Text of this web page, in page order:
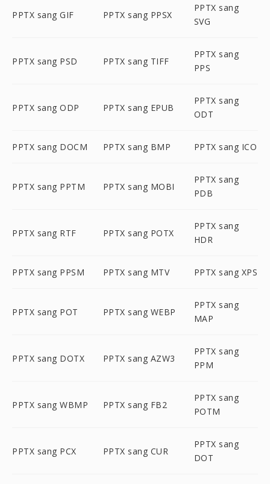
PPTX sang GIF PPTX sang PPSX
PPTX sang
SVG
PPTX sang PSD PPTX sang TIFF
PPTX sang
PPS
PPTX sang ODP PPTX sang EPUB
PPTX sang
ODT
PPTX sang DOCM PPTX sang BMP PPTX sang ICO
PPTX sang PPTM PPTX sang MOBI
PPTX sang
PDB
PPTX sang RTF PPTX sang POTX
PPTX sang
HDR
PPTX sang PPSM PPTX sang MTV PPTX sang XPS
PPTX sang POT PPTX sang WEBP
PPTX sang
MAP
PPTX sang DOTX PPTX sang AZW3
PPTX sang
PPM
PPTX sang WBMP PPTX sang FB2
PPTX sang
POTM
PPTX sang PCX PPTX sang CUR
PPTX sang
DOT